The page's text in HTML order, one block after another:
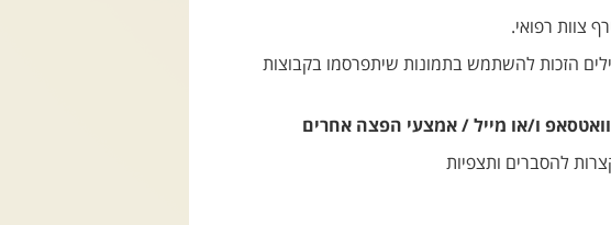
צוות רפואי.
הזכות להשתמש בתמונות שיתפרסמו בקבוצות
ו/או מייל / אמצעי הפצה אחרים
להסברים ותצפיות